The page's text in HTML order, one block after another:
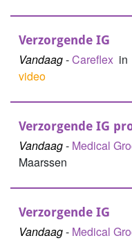
Verzorgende IG
Vandaag-Careflex in
video
Verzorgende IG
Vandaag- Medical
Maarssen
Verzorgende IG
Vandaag- Medical